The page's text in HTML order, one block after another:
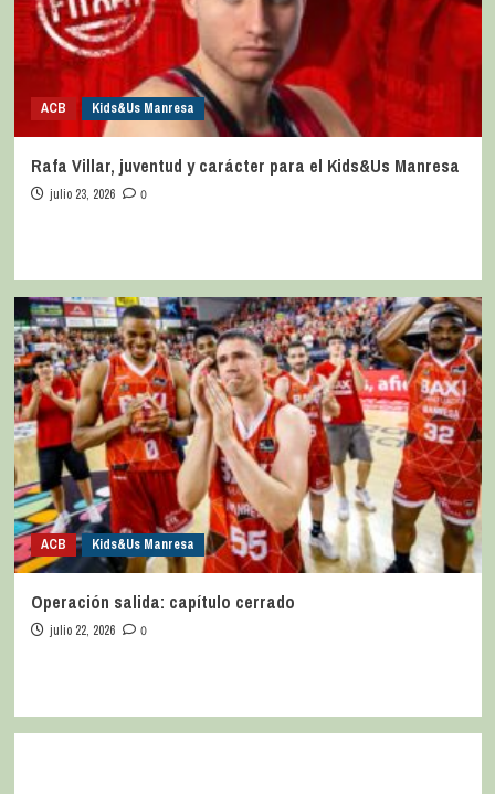
ACB Kids&Us Manresa
Rafa Villar, juventud y carácter para el Kids&Us Manresa
julio 23, 2026 0
ACB Kids&Us Manresa
Operación salida: capítulo cerrado
julio 22, 2026 0